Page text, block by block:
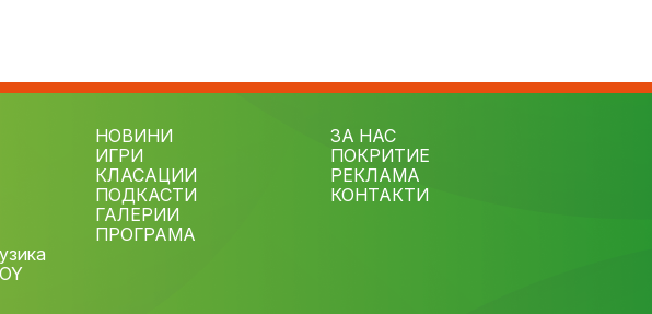
НОВИНИ
ИГРИ
КЛАСАЦИИ
ПОДКАСТИ
ГАЛЕРИИ
ПРОГРАМА
ЗА НАС
ПОКРИТИЕ
РЕКЛАМА
КОНТАКТИ